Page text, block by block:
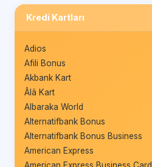
Kredi Kartları
Adios
Afili Bonus
Akbank Kart
Âlâ Kart
Albaraka World
Alternatifbank Bonus
Alternatifbank Bonus Business
American Express
American Express Business Card